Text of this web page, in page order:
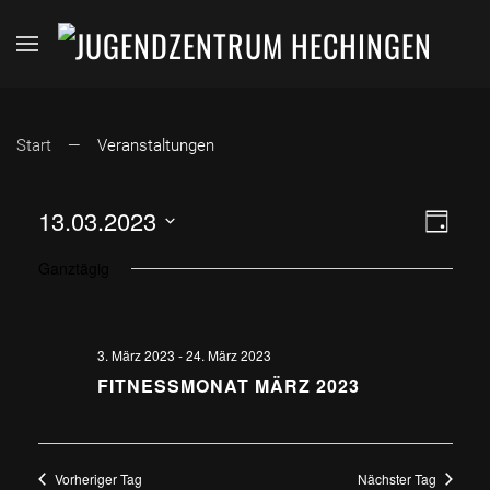
Start Veranstaltungen
Tag
13.03.2023
3. März 2023 -24. März 2023
FITNESSMONAT MÄRZ 2023
Vorheriger Tag Nächster Tag